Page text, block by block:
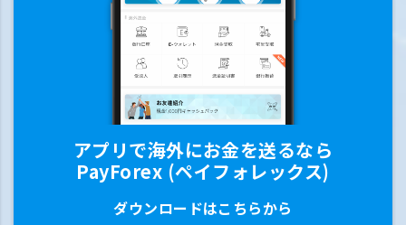
アプリで海外にお金を送るなら
PayForex (ペイフォレックス)
ダウンロードはこちらから